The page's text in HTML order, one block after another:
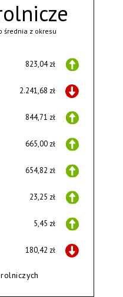
średnia z okresu
823,04 zł
2.241,68 zł
844,71 zł
665,00 zł
654,82 zł
23,25 zł
5,45 zł
180,42 zł